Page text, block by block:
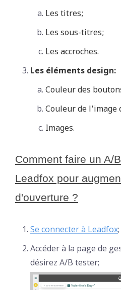
Les titres;
Les sous-titres;
Les accroches.
Les éléments design:
Couleur des
Couleur de
Images.
Comment faire un A/
Leadfox pour
d'ouverture ?
Se connecter à Leadfox;
Accéder à la page de
désirez A/B tester;